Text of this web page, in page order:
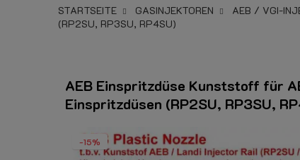
STARTSEITE GASINJEKTOREN AEB / VGI-
(RP2SU, RP3SU, RP4SU)
AEB Einspritzdüse Kunststoff für
Einspritzdüsen (RP2SU, RP3SU,
-15%